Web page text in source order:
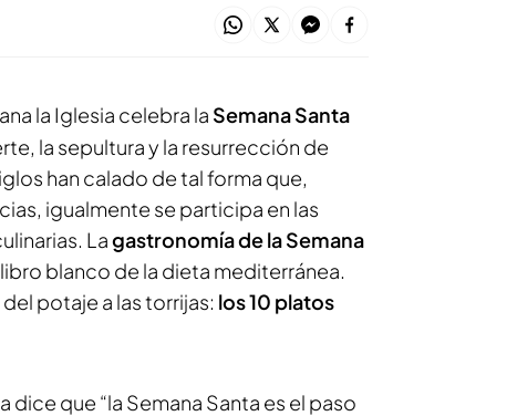
la Iglesia celebra la Semana Santa
la sepultura y la resurrección de
han calado de tal forma que,
igualmente se participa en las
Lagastronomía de la Semana
blanco de la dieta mediterránea.
potaje a las torrijas: los 10 platos
que “la Semana Santa es el paso